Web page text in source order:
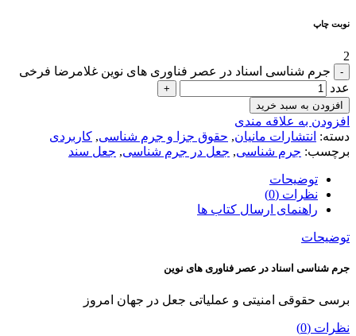
نوبت چاپ
2
جرم شناسی اسناد در عصر فناوری های نوین غلامرضا فرخی
عدد
افزودن به سبد خرید
افزودن به علاقه مندی
دسته: انتشارات مانیان, حقوق جزا و جرم شناسی, کاربردی
برچسب: جرم شناسی, جعل در جرم شناسی, جعل سند
توضیحات
نظرات (0)
راهنمای ارسال کتاب ها
توضیحات
جرم شناسی اسناد در عصر فناوری های نوین
برسی حقوقی امنیتی و عملیاتی جعل در جهان امروز
نظرات (0)